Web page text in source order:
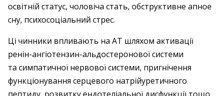
освітній статус, чоловіча стать, обструктивне апное
сну, психосоціальний стрес.
Ці чинники впливають на АТ шляхом активації
ренін-ангіотензин-альдостеронової системи
та симпатичної нервової системи, пригнічення
функціонування серцевого натрійуретичного